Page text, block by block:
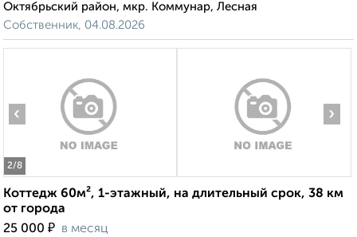
Октябрьский район, мкр. Коммунар, Лесная
Собственник, 04.08.2026
2/8
‹ ›
Коттедж 60м², 1-этажный, на длительный срок, 38 км
от города
25 000 ₽ в месяц